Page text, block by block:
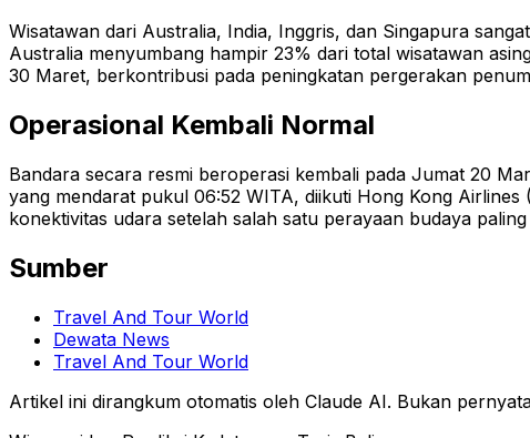
Wisatawan dari Australia, India, Inggris, dan Singapura
Australia menyumbang hampir 23% dari total wisatawan
30 Maret, berkontribusi pada peningkatan pergerakan
Operasional Kembali Normal
Bandara secara resmi beroperasi kembali pada Jumat 20
yang mendarat pukul 06:52 WITA, diikuti Hong Kong
konektivitas udara setelah salah satu perayaan budaya
Sumber
Travel And Tour World
Dewata News
Travel And Tour World
Artikel ini dirangkum otomatis oleh Claude AI. Bukan